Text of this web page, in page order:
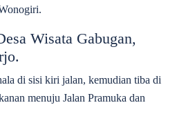
Wisata Gabugan,
di sisi kiri jalan, kemudian tiba di
menuju Jalan Pramuka dan